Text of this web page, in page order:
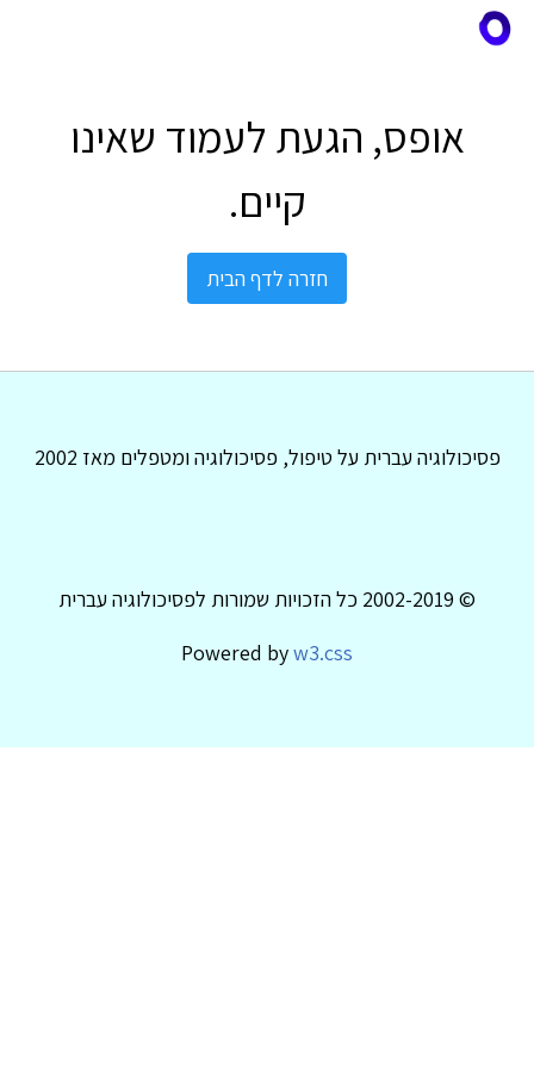
אופס, הגעת לעמוד שאינו
קיים.
חזרה לדף הבית
פסיכולוגיה עברית על טיפול, פסיכולוגיה ומטפלים מאז 2002
© 2002-2019 כל הזכויות שמורות לפסיכולוגיה עברית
Powered byw3.css